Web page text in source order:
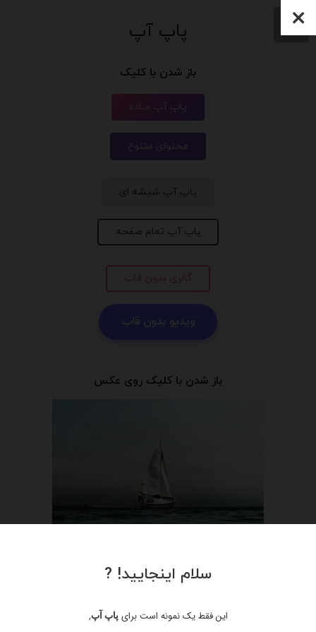
پاپ آپ
باز شدن با کلیک
پاپ آپ ساده
محتوای متنوع
پاپ آپ شیشه ای
پاپ آپ تمام صفحه
گالری بدون قاب
باز شدن با کلیک روی عکس
با کلیک بر روی عنصر خاص باز کنید
سلام اینجایید! ?
این فقط یک نمونه است برایپاپ آپ,